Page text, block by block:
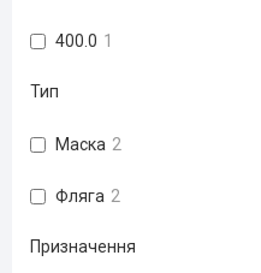
400.0 1
Тип
Маска 2
Фляга 2
Призначення